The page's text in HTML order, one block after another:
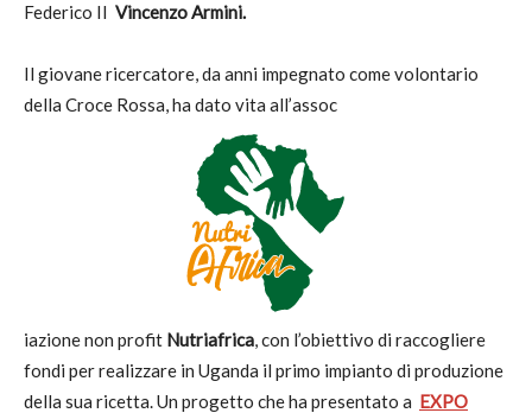
Federico II Vincenzo Armini.
Il giovane ricercatore, da anni impegnato come volontario
della Croce Rossa, ha dato vita all’assoc
iazione non profit Nutriafrica, con l’obiettivo di raccogliere
fondi per realizzare in Uganda il primo impianto di produzione
della sua ricetta. Un progetto che ha presentato a EXPO